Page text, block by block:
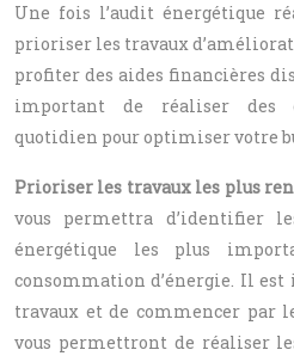
Une fois l’audit énergétique
prioriser les travaux
profiter des aides financières
important de réaliser des
quotidien pour optimiser votre
Prioriser les travaux les plus
vous permettra d’identifier
énergétique les plus
consommation d’énergie. Il
travaux et de commencer par
vous permettront de réaliser